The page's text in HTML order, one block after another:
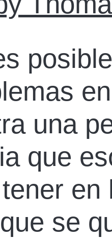
una
que
se